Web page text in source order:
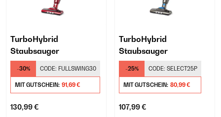
TurboHybrid
Staubsauger
-30% CODE: FULLSWING30
MIT GUTSCHEIN: 91,69 €
130,99 €
TurboHybrid
Staubsauger
-25% CODE: SELECT25P
MIT GUTSCHEIN: 80,99 €
107,99 €